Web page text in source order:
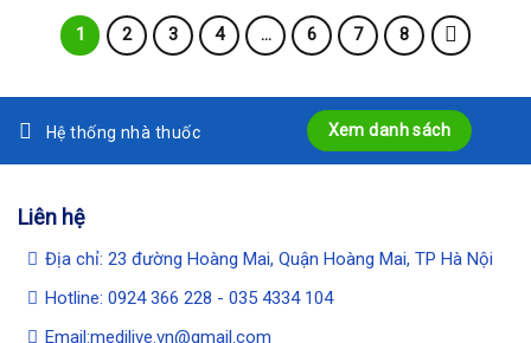
1 2 3 4 … 6 7 8
Hệ thống nhà thuốc Xem danh sách
Liên hệ
Địa chỉ: 23 đường Hoàng Mai, Quận Hoàng Mai, TP Hà Nội
Hotline: 0924 366 228 - 035 4334 104
Email:medilive.vn@gmail.com